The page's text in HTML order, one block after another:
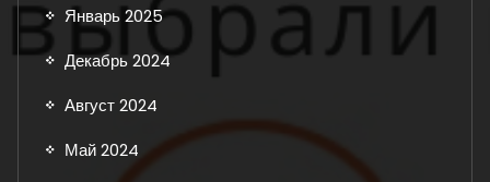
Январь 2025
Декабрь 2024
Август 2024
Май 2024